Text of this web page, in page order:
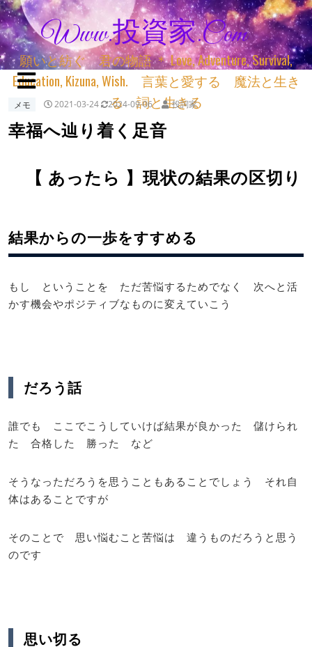
Www.投資家.com
願いと紡ぐ 君の物語 ＊ Love, Adventure, Survival,
Education, Kizuna, Wish. 言葉と愛する 魔法と生き
る 詞と生きる
メモ 2021-03-24 2024-09-06 投詞家
幸福へ辿り着く足音
【 あったら 】現状の結果の区切り
結果からの一歩をすすめる
もし ということを ただ苦悩するためでなく 次へと活
かす機会やポジティブなものに変えていこう
だろう話
誰でも ここでこうしていけば結果が良かった 儲けられ
た 合格した 勝った など
そうなっただろうを思うこともあることでしょう それ自
体はあることですが
そのことで 思い悩むこと苦悩は 違うものだろうと思う
のです
思い切る